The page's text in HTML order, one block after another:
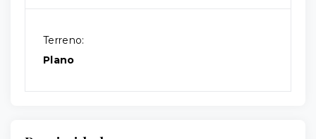
Terreno:
Plano